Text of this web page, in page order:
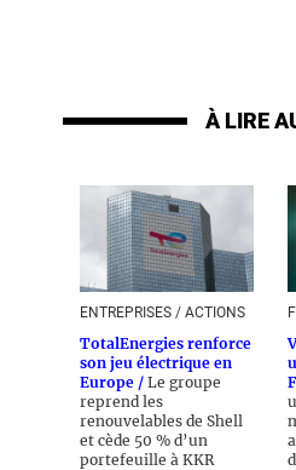
À LIRE
ENTREPRISES / ACTIONS
TotalEnergies renforce
son jeu électrique en
Europe / Le groupe
reprend les
renouvelables de Shell
et cède 50 % d’un
portefeuille à KKR